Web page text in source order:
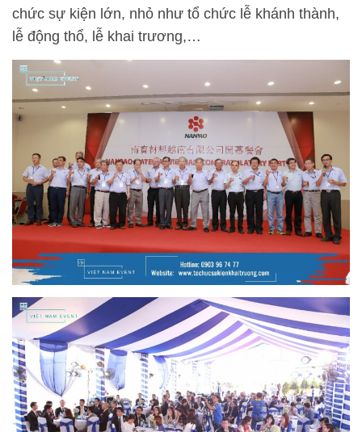
chức sự kiện lớn, nhỏ như tổ chức lễ khánh thành,
lễ động thổ, lễ khai trương,…